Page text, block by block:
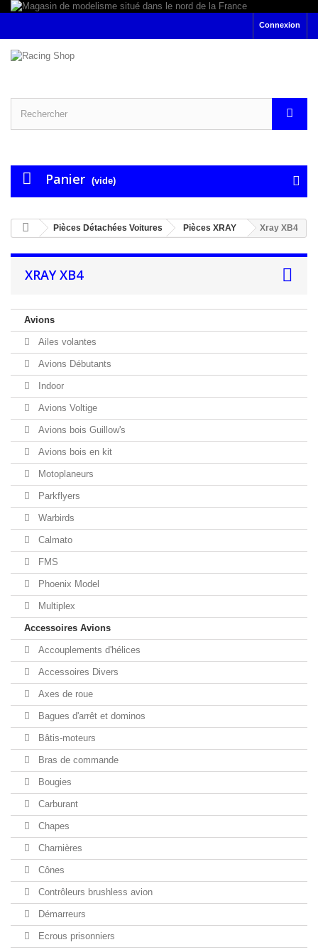
Connexion
Panier (vide)
Pièces Détachées Voitures Pièces XRAY Xray XB4
XRAY XB4
Avions
Ailes volantes
Avions Débutants
Indoor
Avions Voltige
Avions bois Guillow's
Avions bois en kit
Motoplaneurs
Parkflyers
Warbirds
Calmato
FMS
Phoenix Model
Multiplex
Accessoires Avions
Accouplements d'hélices
Accessoires Divers
Axes de roue
Bagues d'arrêt et dominos
Bâtis-moteurs
Bras de commande
Bougies
Carburant
Chapes
Charnières
Cônes
Contrôleurs brushless avion
Démarreurs
Ecrous prisonniers